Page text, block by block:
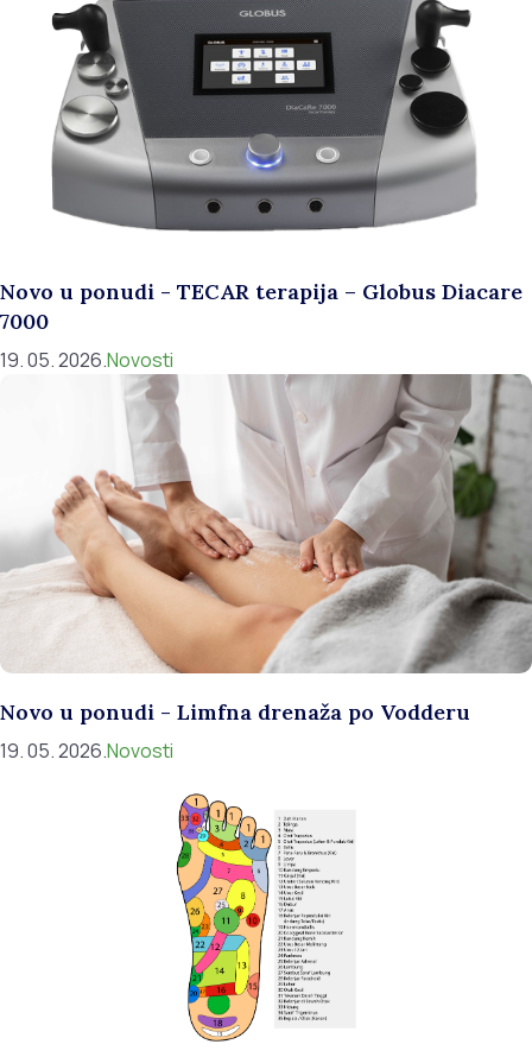
Novo u ponudi - TECAR terapija – Globus Diacare
7000
19. 05. 2026.Novosti
Novo u ponudi - Limfna drenaža po Vodderu
19. 05. 2026.Novosti